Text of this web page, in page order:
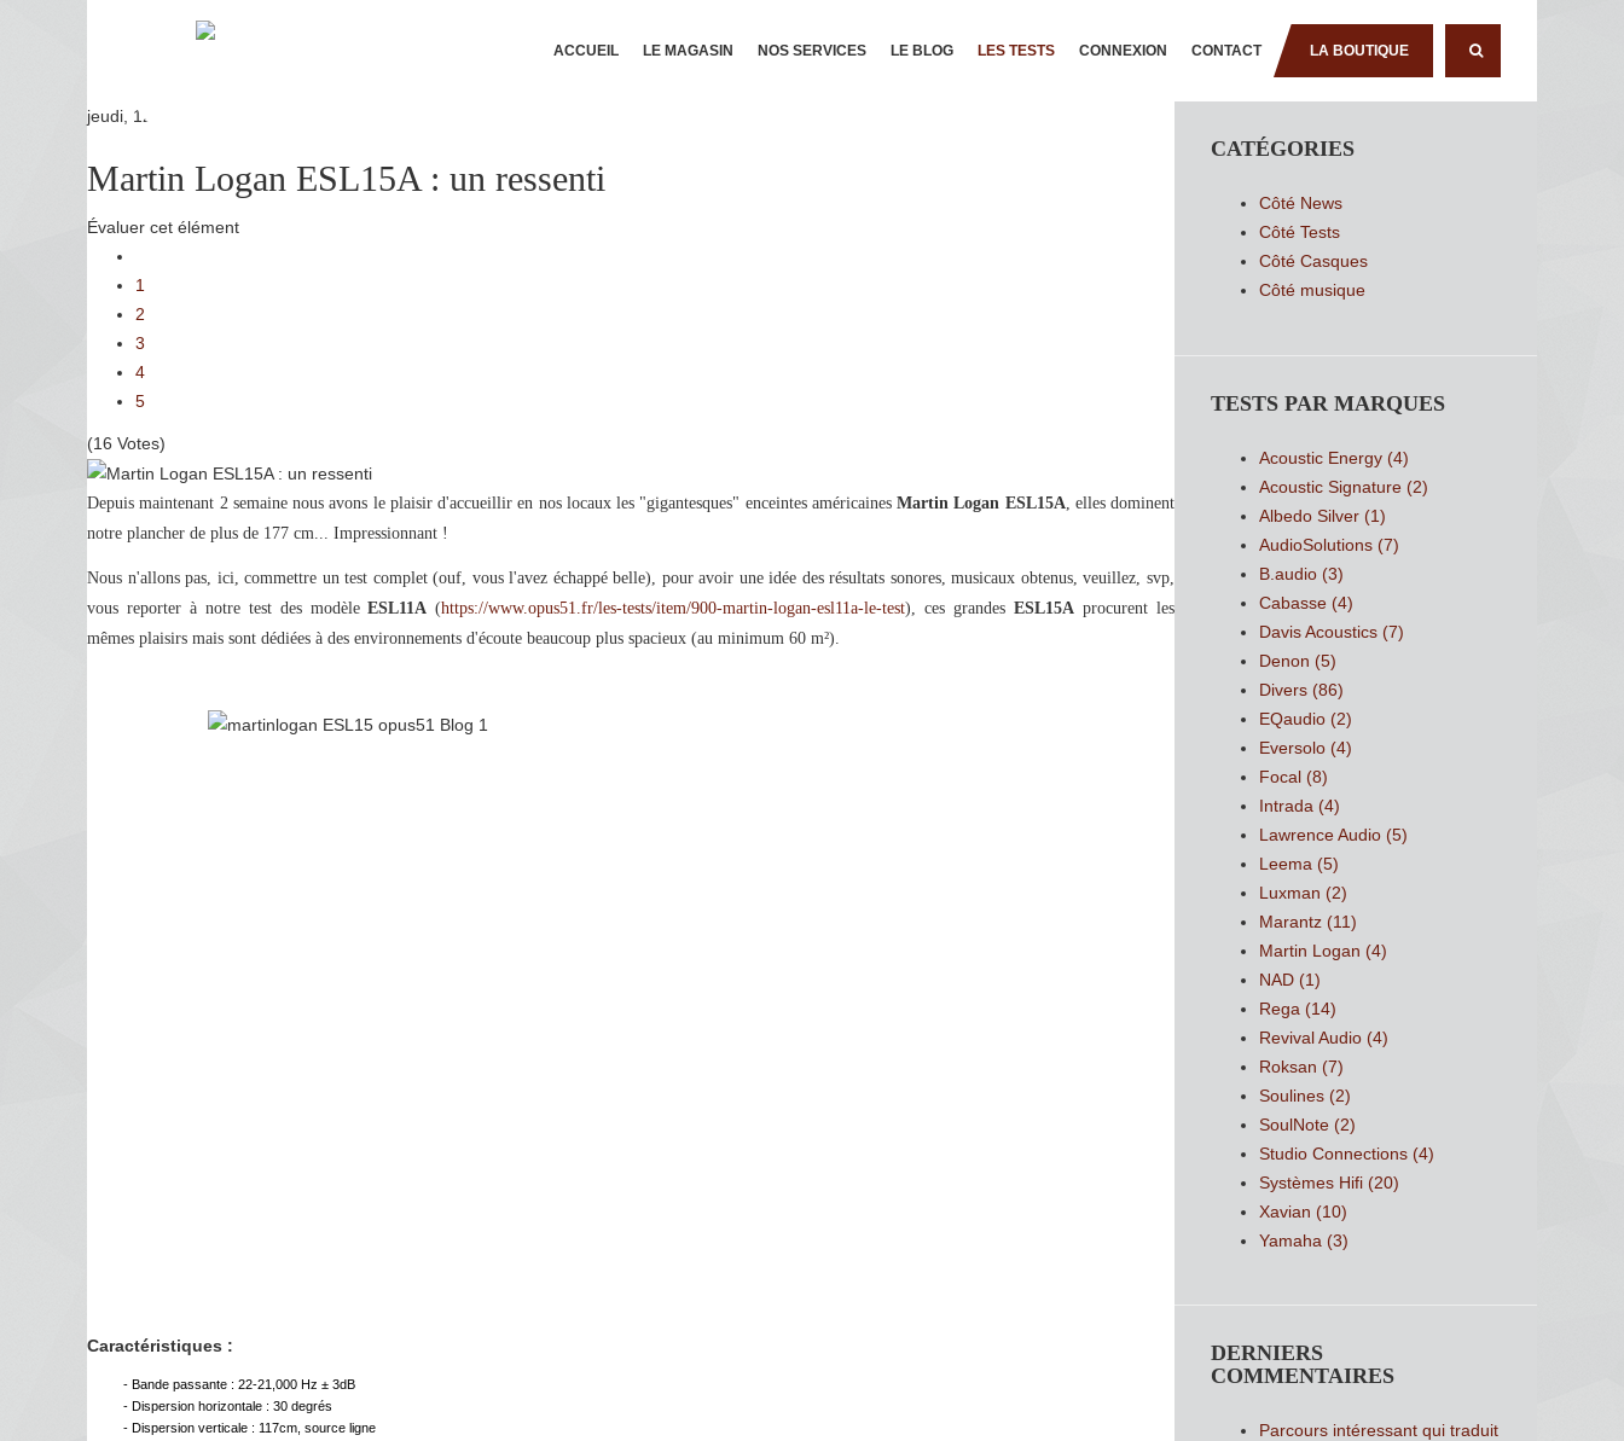
ACCUEIL LE MAGASIN NOS SERVICES LE BLOG LES TESTS CONNEXION CONTACT LA BOUTIQUE
jeudi, 12 décembre 2019 10:00
Martin Logan ESL15A : un ressenti
Évaluer cet élément
1
2
3
4
5
(16 Votes)
Depuis maintenant 2 semaine nous avons le plaisir d'accueillir en nos locaux les "gigantesques" enceintes américaines Martin Logan ESL15A, elles dominent
notre plancher de plus de 177 cm... Impressionnant !
Nous n'allons pas, ici, commettre un test complet (ouf, vous l'avez échappé belle), pour avoir une idée des résultats sonores, musicaux obtenus, veuillez, svp,
vous reporter à notre test des modèleESL11A (https://www.opus51.fr/les-tests/item/900-martin-logan-esl11a-le-test), ces grandesESL15A procurent les
mêmes plaisirs mais sont dédiées à des environnements d'écoute beaucoup plus spacieux (au minimum 60 m²).
Caractéristiques :
- Bande passante : 22-21,000 Hz ± 3dB
- Dispersion horizontale : 30 degrés
- Dispersion verticale : 117cm, source ligne
CATÉGORIES
Côté News
Côté Tests
Côté Casques
Côté musique
TESTS PAR MARQUES
Acoustic Energy (4)
Acoustic Signature (2)
Albedo Silver (1)
AudioSolutions (7)
B.audio (3)
Cabasse (4)
Davis Acoustics (7)
Denon (5)
Divers (86)
EQaudio (2)
Eversolo (4)
Focal (8)
Intrada (4)
Lawrence Audio (5)
Leema (5)
Luxman (2)
Marantz (11)
Martin Logan (4)
NAD (1)
Rega (14)
Revival Audio (4)
Roksan (7)
Soulines (2)
SoulNote (2)
Studio Connections (4)
Systèmes Hifi (20)
Xavian (10)
Yamaha (3)
DERNIERS
COMMENTAIRES
Parcours intéressant qui traduit